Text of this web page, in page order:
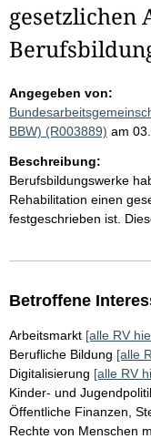
gesetzlichen
Angegeben von:
BBW) (R003889) am
Beschreibung:
Berufsbildungswerke
Rehabilitation einen
festgeschrieben ist.
Betroffene
Arbeitsmarkt [alle RV
Berufliche Bildung [alle
Digitalisierung [alle RV
Kinder- und
Öffentliche Finanzen,
Rechte von Menschen